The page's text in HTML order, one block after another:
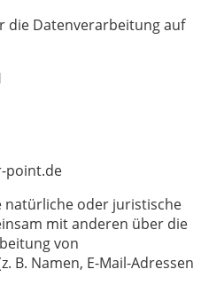
die Datenverarbeitung auf
point.de
natürliche oder juristische
mit anderen über die
von
B. Namen, E-Mail-Adressen